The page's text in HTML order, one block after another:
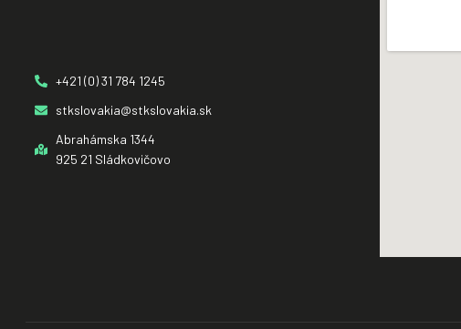
+421 (0) 31 784 1245
stkslovakia@stkslovakia.sk
Abrahámska 1344
925 21 Sládkovičovo